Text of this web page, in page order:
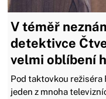
V téměř
detektivce
velmi oblíbení
Pod taktovkou režiséra
jeden z mnoha